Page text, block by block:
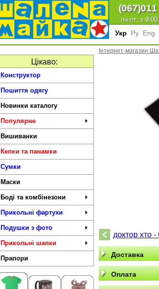
(067)011
пн-пт: з
Укр Ру Eng
Цікаво:
Конструктор
Пошиття одягу
Новинки каталогу
Популярне
Вишиванки
Кепки та панамки
Сумки
Маски
Боді та комбінезони
Прикольні фартухи
Подушки з фото
Прикольні шапки
Прапори
Інтернет-магазин
доктор хто
Доставка
Оплата